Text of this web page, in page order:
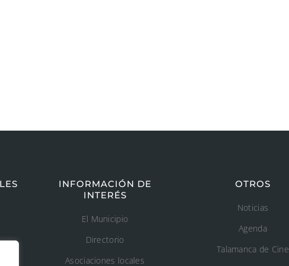
INFORMACIÓN DE
INTERÉS
El Municipio
Directorio
Asociaciones locales
OTROS
Noticias
Agenda
Talamanca de Cine